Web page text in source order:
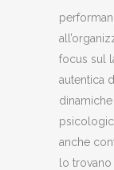
focus sul
autentica
anche
lo